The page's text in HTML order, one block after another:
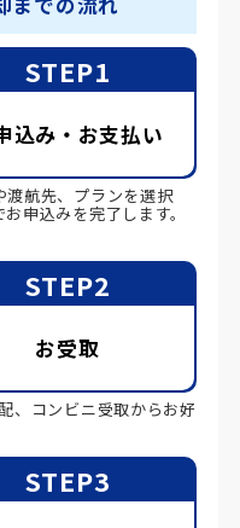
STEP1
込み・お支払い
渡航先、プランを選択
申込みを完了します。
STEP2
お受取
、コンビニ受取からお好
STEP3